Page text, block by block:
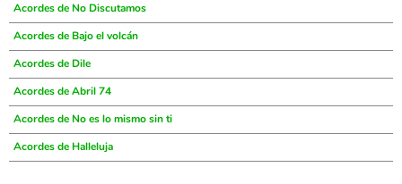
Acordes de No Discutamos
Acordes de Bajo el volcán
Acordes de Dile
Acordes de Abril 74
Acordes de No es lo mismo sin ti
Acordes de Halleluja